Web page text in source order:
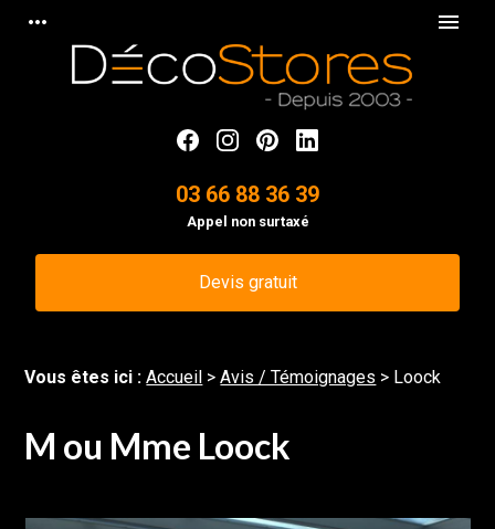
more_horiz menu
03 66 88 36 39
Appel non surtaxé
Devis gratuit
Vous êtes ici :Accueil >Avis / Témoignages > Loock
M ou Mme Loock